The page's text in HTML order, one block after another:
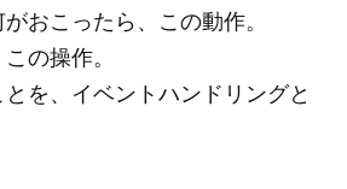
おこったら、この動作。
の操作。
を、イベントハンドリングと